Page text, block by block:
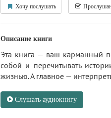
Хочу послушать
Описание книги
Эта книга — ваш карманный
собой и перечитывать
жизнью. А главное —
Слушать аудиокнигу